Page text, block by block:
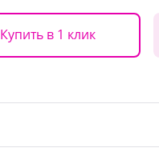
Купить в 1 клик